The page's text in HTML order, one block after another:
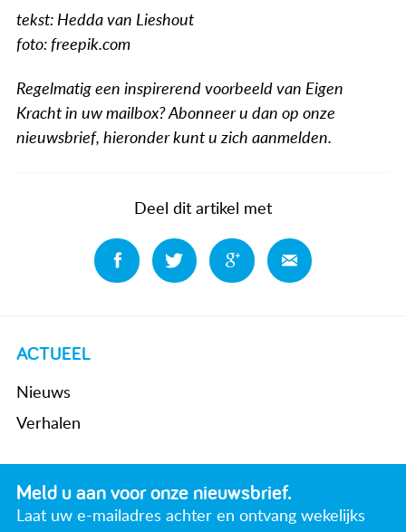
ACTUEEL
Nieuws
Verhalen
tekst: Hedda van Lieshout
foto: freepik.com
Regelmatig een inspirerend voorbeeld van Eigen
Kracht in uw mailbox? Abonneer u dan op onze
nieuwsbrief, hieronder kunt u zich aanmelden.
Deel dit artikel met
Deel Deel Deel
Meld u aan voor onze nieuwsbrief.
Laat uw e-mailadres achter en ontvang wekelijks